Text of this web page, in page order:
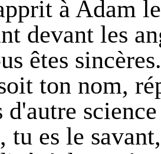
à Adam
devant les
êtes sincères.
ton nom,
d'autre
tu es le